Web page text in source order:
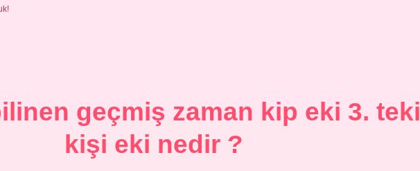
geçmiş zaman kip eki 3. tekil
kişi eki nedir ?